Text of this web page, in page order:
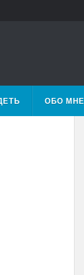
ОБО МНЕ